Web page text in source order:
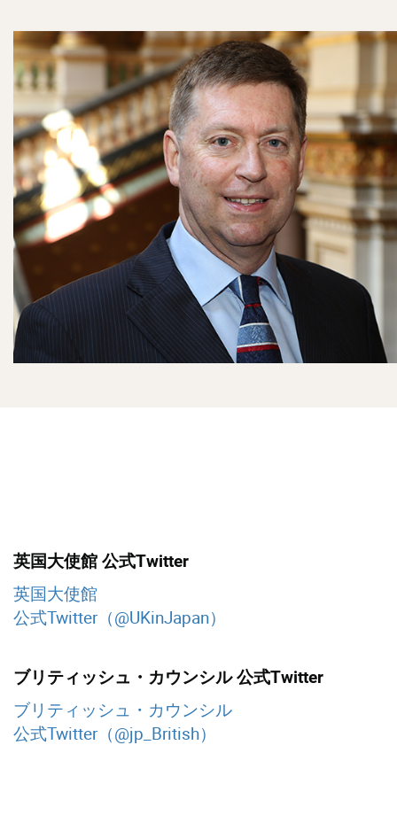
英国大使館 公式Twitter
英国大使館
公式Twitter（@UKinJapan）
ブリティッシュ・カウンシル 公式Twitter
ブリティッシュ・カウンシル
公式Twitter（@jp_British）